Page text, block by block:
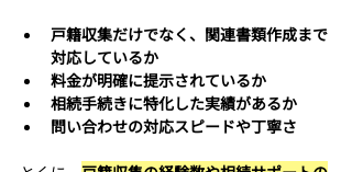
戸籍収集だけでなく、関連書類作成まで
対応しているか
料金が明確に提示されているか
相続手続きに特化した実績があるか
問い合わせの対応スピードや丁寧さ